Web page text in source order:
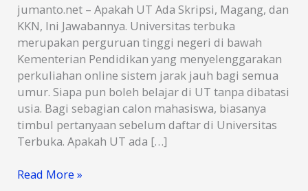
jumanto.net – Apakah UT Ada Skripsi, Magang, dan
KKN, Ini Jawabannya. Universitas terbuka
merupakan perguruan tinggi negeri di bawah
Kementerian Pendidikan yang menyelenggarakan
perkuliahan online sistem jarak jauh bagi semua
umur. Siapa pun boleh belajar di UT tanpa dibatasi
usia. Bagi sebagian calon mahasiswa, biasanya
timbul pertanyaan sebelum daftar di Universitas
Terbuka. Apakah UT ada […]
Apakah
Read More »